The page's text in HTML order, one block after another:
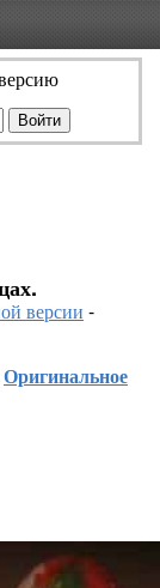
версии -
Оригинальное